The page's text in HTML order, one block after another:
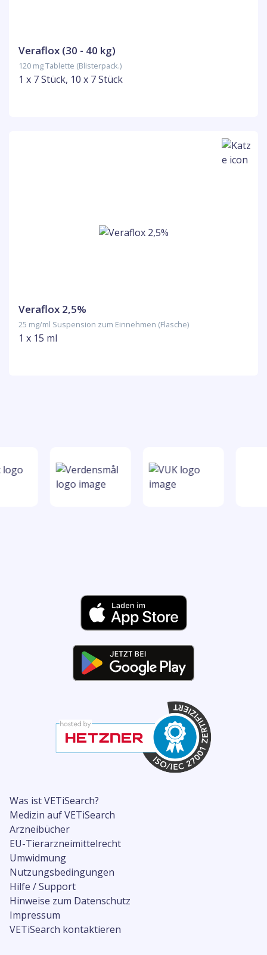
Veraflox (30 - 40 kg)
120 mg Tablette (Blisterpack.)
1 x 7 Stück, 10 x 7 Stück
Veraflox 2,5%
25 mg/ml Suspension zum Einnehmen (Flasche)
1 x 15 ml
Was ist VETiSearch?
Medizin auf VETiSearch
Arzneibücher
EU-Tierarzneimittelrecht
Umwidmung
Nutzungsbedingungen
Hilfe / Support
Hinweise zum Datenschutz
Impressum
VETiSearch kontaktieren